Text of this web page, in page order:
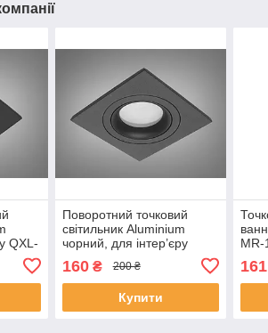
QXL-
Поворотний точковий
світильник Aluminium
чорний, для інтер’єру
160₴ 200 ₴
Купити
MR-